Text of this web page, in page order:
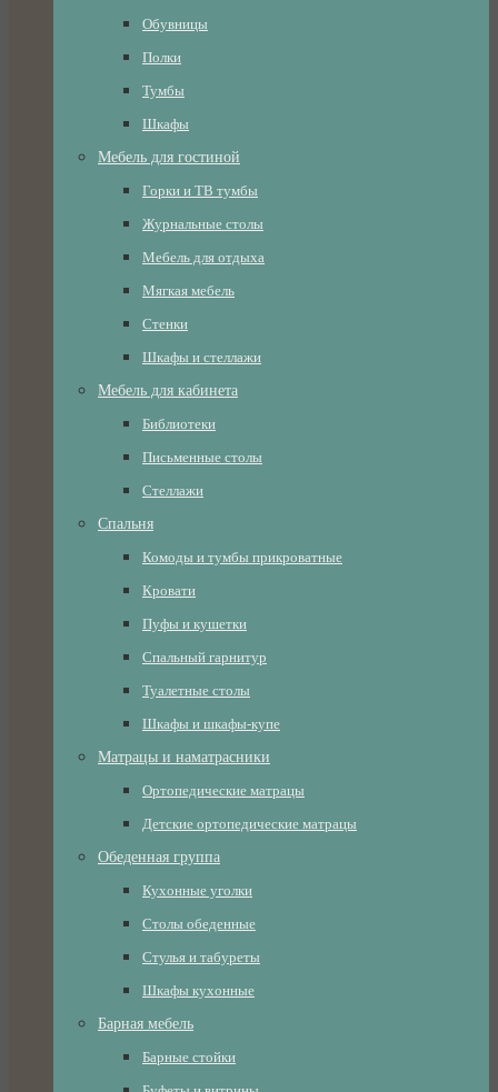
Обувницы
Полки
Тумбы
Шкафы
Мебель для гостиной
Горки и ТВ тумбы
Журнальные столы
Мебель для отдыха
Мягкая мебель
Стенки
Шкафы и стеллажи
Мебель для кабинета
Библиотеки
Письменные столы
Стеллажи
Спальня
Комоды и тумбы прикроватные
Кровати
Пуфы и кушетки
Спальный гарнитур
Туалетные столы
Шкафы и шкафы-купе
Матрацы и наматрасники
Ортопедические матрацы
Детские ортопедические матрацы
Обеденная группа
Кухонные уголки
Столы обеденные
Стулья и табуреты
Шкафы кухонные
Барная мебель
Барные стойки